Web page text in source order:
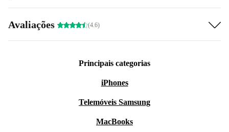
Avaliações (4.6)
Principais categorias
iPhones
Telemóveis Samsung
MacBooks